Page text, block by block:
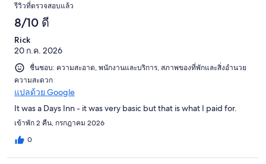
รีวิวที่ตรวจสอบแล้ว
8/10 ดี
Rick
20 ก.ค. 2026
ชื่นชอบ: ความสะอาด, พนักงานและบริการ, สภาพของที่พักและสิ่งอำนวย
ความสะดวก
แปลด้วย Google
It was a Days Inn - it was very basic but that is what I paid for.
เข้าพัก 2 คืน, กรกฎาคม 2026
0